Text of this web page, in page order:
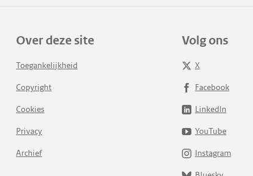
Over deze site
Toegankelijkheid
Copyright
Cookies
Privacy
Archief
Volg ons
X
Facebook
LinkedIn
YouTube
Instagram